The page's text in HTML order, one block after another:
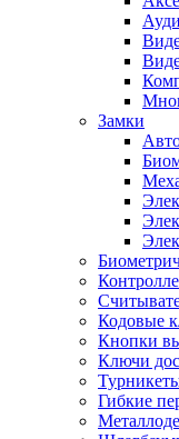
Замки
Кодовые
Кнопки
Ключи
Гибкие